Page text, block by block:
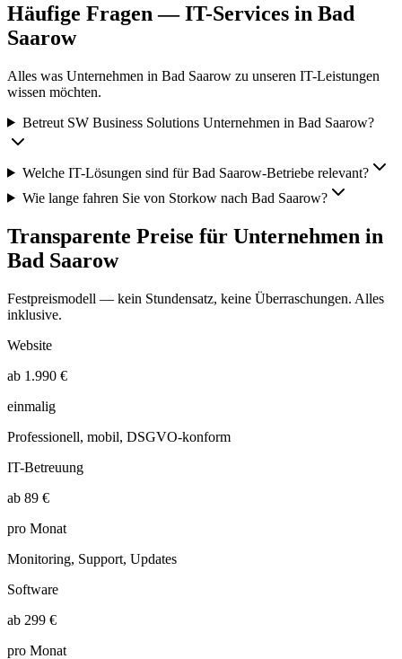
Häufige Fragen — IT-Services in Bad
Saarow
Alles was Unternehmen in Bad Saarow zu unseren IT-Leistungen
wissen möchten.
Betreut SW Business Solutions Unternehmen in Bad Saarow?
Welche IT-Lösungen sind für Bad Saarow-Betriebe relevant?
Wie lange fahren Sie von Storkow nach Bad Saarow?
Transparente Preise für Unternehmen in
Bad Saarow
Festpreismodell — kein Stundensatz, keine Überraschungen. Alles
inklusive.
Website
ab 1.990 €
einmalig
Professionell, mobil, DSGVO-konform
IT-Betreuung
ab 89 €
pro Monat
Monitoring, Support, Updates
Software
ab 299 €
pro Monat